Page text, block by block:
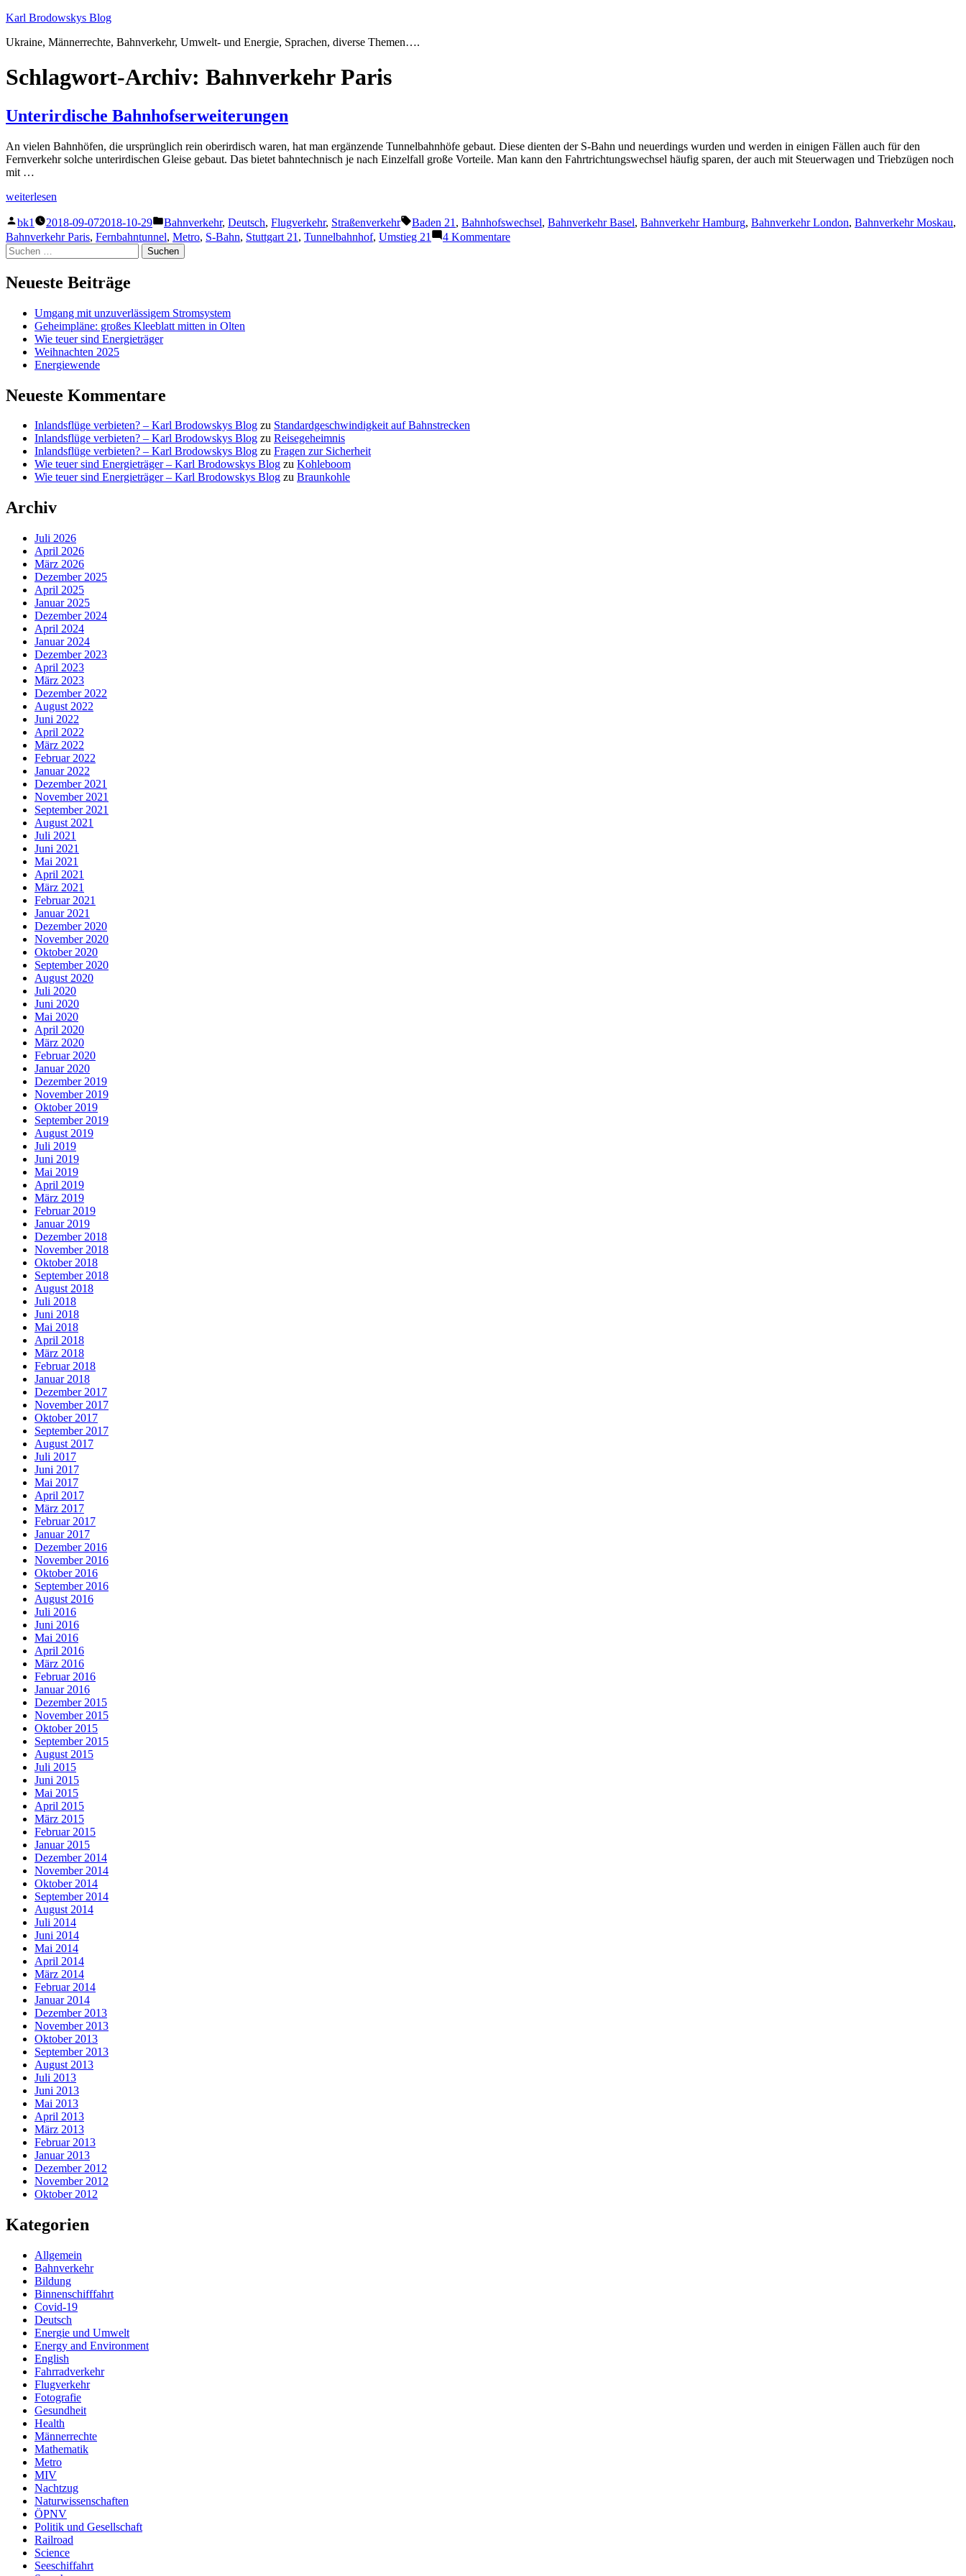
Zum
springen
Karl Brodowskys Blog
Ukraine, Männerrechte, Bahnverkehr, Umwelt- und Energie, Sprachen, diverse Themen….
Schlagwort-Archiv: Bahnverkehr Paris
Unterirdische Bahnhofserweiterungen
An vielen Bahnhöfen, die ursprünglich rein oberirdisch waren, hat man ergänzende Tunnelbahnhöfe gebaut. Diese dienten der S-Bahn und neuerdings wurden und werden in einigen Fällen auch für den
Fernverkehr solche unterirdischen Gleise gebaut. Das bietet bahntechnisch je nach Einzelfall große Vorteile. Man kann den Fahrtrichtungswechsel häufig sparen, der auch mit Steuerwagen und Triebzügen noch
mit …
„Unterirdische
weiterlesen
Veröffentlicht
von
bk1 2018-09-072018-10-29
Veröffentlicht
unter
Bahnverkehr, Deutsch, Flugverkehr, Straßenverkehr Schlagwörter:
Baden 21 , Bahnhofswechsel, Bahnverkehr Basel, Bahnverkehr Hamburg, Bahnverkehr London, Bahnverkehr Moskau,
Bahnverkehr Paris, Fernbahntunnel, Metro, S-Bahn, Stuttgart 21 , Tunnelbahnhof, Umstieg 21 4 Kommentarezu
Suchen
nach:
Neueste Beiträge
Umgang mit unzuverlässigem Stromsystem
Geheimpläne: großes Kleeblatt mitten in Olten
Wie teuer sind Energieträger
Weihnachten 2025
Energiewende
Neueste Kommentare
Inlandsflüge verbieten? – Karl Brodowskys Blog zu Standardgeschwindigkeit auf Bahnstrecken
Inlandsflüge verbieten? – Karl Brodowskys Blog zu Reisegeheimnis
Inlandsflüge verbieten? – Karl Brodowskys Blog zu Fragen zur Sicherheit
Wie teuer sind Energieträger – Karl Brodowskys Blog zu Kohleboom
Wie teuer sind Energieträger – Karl Brodowskys Blog zu Braunkohle
Archiv
Juli 2026
April 2026
März 2026
Dezember 2025
April 2025
Januar 2025
Dezember 2024
April 2024
Januar 2024
Dezember 2023
April 2023
März 2023
Dezember 2022
August 2022
Juni 2022
April 2022
März 2022
Februar 2022
Januar 2022
Dezember 2021
November 2021
September 2021
August 2021
Juli 2021
Juni 2021
Mai 2021
April 2021
März 2021
Februar 2021
Januar 2021
Dezember 2020
November 2020
Oktober 2020
September 2020
August 2020
Juli 2020
Juni 2020
Mai 2020
April 2020
März 2020
Februar 2020
Januar 2020
Dezember 2019
November 2019
Oktober 2019
September 2019
August 2019
Juli 2019
Juni 2019
Mai 2019
April 2019
März 2019
Februar 2019
Januar 2019
Dezember 2018
November 2018
Oktober 2018
September 2018
August 2018
Juli 2018
Juni 2018
Mai 2018
April 2018
März 2018
Februar 2018
Januar 2018
Dezember 2017
November 2017
Oktober 2017
September 2017
August 2017
Juli 2017
Juni 2017
Mai 2017
April 2017
März 2017
Februar 2017
Januar 2017
Dezember 2016
November 2016
Oktober 2016
September 2016
August 2016
Juli 2016
Juni 2016
Mai 2016
April 2016
März 2016
Februar 2016
Januar 2016
Dezember 2015
November 2015
Oktober 2015
September 2015
August 2015
Juli 2015
Juni 2015
Mai 2015
April 2015
März 2015
Februar 2015
Januar 2015
Dezember 2014
November 2014
Oktober 2014
September 2014
August 2014
Juli 2014
Juni 2014
Mai 2014
April 2014
März 2014
Februar 2014
Januar 2014
Dezember 2013
November 2013
Oktober 2013
September 2013
August 2013
Juli 2013
Juni 2013
Mai 2013
April 2013
März 2013
Februar 2013
Januar 2013
Dezember 2012
November 2012
Oktober 2012
Kategorien
Allgemein
Bahnverkehr
Bildung
Binnenschifffahrt
Covid-19
Deutsch
Energie und Umwelt
Energy and Environment
English
Fahrradverkehr
Flugverkehr
Fotografie
Gesundheit
Health
Männerrechte
Mathematik
Metro
MIV
Nachtzug
Naturwissenschaften
ÖPNV
Politik und Gesellschaft
Railroad
Science
Seeschiffahrt